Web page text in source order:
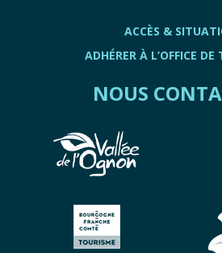
ACCÈS &
ADHÉRER À L’OFFICE DE
NOUS